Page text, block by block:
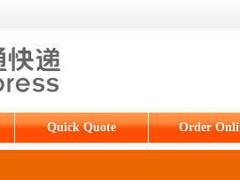
Quick Quote Order